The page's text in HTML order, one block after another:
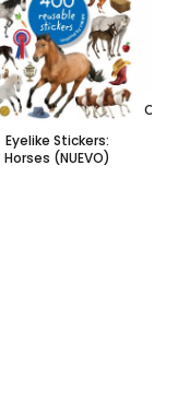
Eyelike Stickers:
Horses (NUEVO)